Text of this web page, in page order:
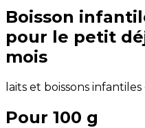
Boisson
pour le petit
mois
laits et boissons infantiles
Pour 100 g